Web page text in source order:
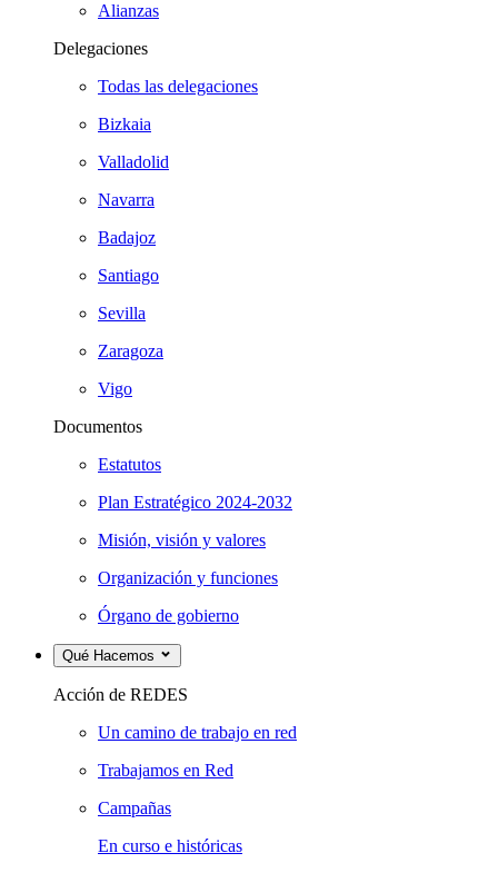
Alianzas
Delegaciones
Todas las delegaciones
Bizkaia
Valladolid
Navarra
Badajoz
Santiago
Sevilla
Zaragoza
Vigo
Documentos
Estatutos
Plan Estratégico 2024-2032
Misión, visión y valores
Organización y funciones
Órgano de gobierno
Qué Hacemos
Acción de REDES
Un camino de trabajo en red
Trabajamos en Red
Campañas
En curso e históricas